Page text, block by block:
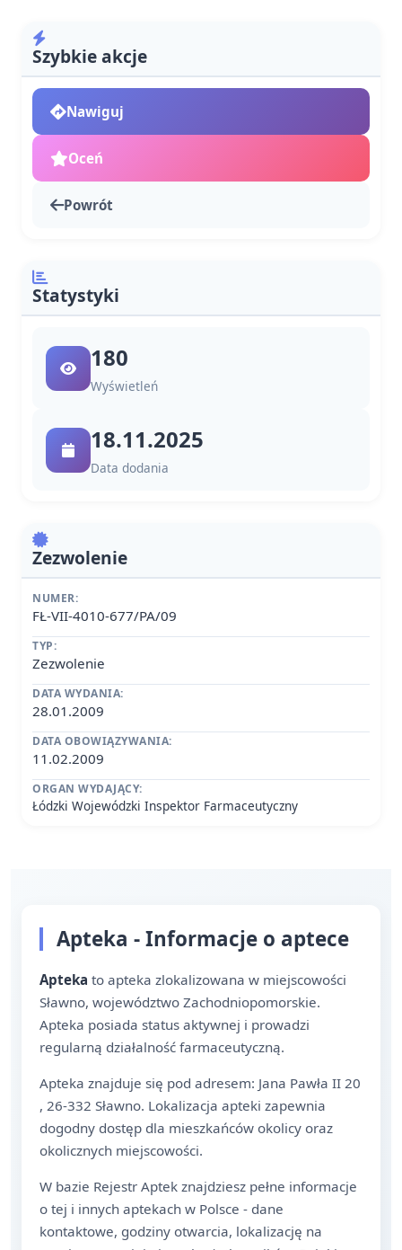
Szybkie akcje
Nawiguj
Oceń
Powrót
Statystyki
180
Wyświetleń
18.11.2025
Data dodania
Zezwolenie
NUMER:
FŁ-VII-4010-677/PA/09
TYP:
Zezwolenie
DATA WYDANIA:
28.01.2009
DATA OBOWIĄZYWANIA:
11.02.2009
ORGAN WYDAJĄCY:
Łódzki Wojewódzki Inspektor Farmaceutyczny
Apteka - Informacje o aptece
Apteka to apteka zlokalizowana w miejscowości
Sławno, województwo Zachodniopomorskie.
Apteka posiada status aktywnej i prowadzi
regularną działalność farmaceutyczną.
Apteka znajduje się pod adresem: Jana Pawła II 20
, 26-332 Sławno. Lokalizacja apteki zapewnia
dogodny dostęp dla mieszkańców okolicy oraz
okolicznych miejscowości.
W bazie Rejestr Aptek znajdziesz pełne informacje
o tej i innych aptekach w Polsce - dane
kontaktowe, godziny otwarcia, lokalizację na